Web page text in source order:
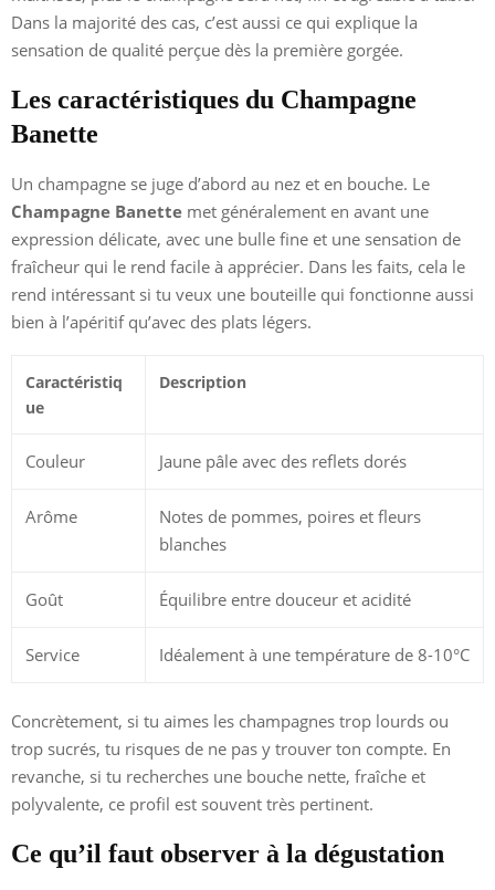
Dans la majorité des cas, c’est aussi ce qui explique la
sensation de qualité perçue dès la première gorgée.
Les caractéristiques du Champagne
Banette
Un champagne se juge d’abord au nez et en bouche. Le
Champagne Banette met généralement en avant une
expression délicate, avec une bulle fine et une sensation de
fraîcheur qui le rend facile à apprécier. Dans les faits, cela le
rend intéressant si tu veux une bouteille qui fonctionne aussi
bien à l’apéritif qu’avec des plats légers.
Caractéristiq
ue
Description
Couleur Jaune pâle avec des reflets dorés
Arôme
Notes de pommes, poires et fleurs
blanches
Goût Équilibre entre douceur et acidité
Service Idéalement à une température de 8-10°C
Concrètement, si tu aimes les champagnes trop lourds ou
trop sucrés, tu risques de ne pas y trouver ton compte. En
revanche, si tu recherches une bouche nette, fraîche et
polyvalente, ce profil est souvent très pertinent.
Ce qu’il faut observer à la dégustation